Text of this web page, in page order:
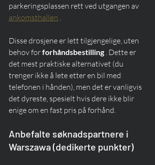
parkeringsplassen rett ved utgangen av
ankomsthallen .
Disse drosjene er lett tilgjengelige, uten
behov for forhåndsbestilling . Dette er
det mest praktiske alternativet (du
trenger ikke å lete etter en bil med
telefonen i hånden), men det er vanligvis
det dyreste, spesielt hvis dere ikke blir
enige om en fast pris på forhånd.
Anbefalte søknadspartnere i
Warszawa (dedikerte punkter)